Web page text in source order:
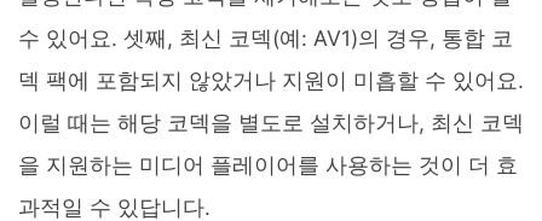
수 있어요. 셋째, 최신 코덱(예: AV1)의 경우, 통합 코
덱 팩에 포함되지 않았거나 지원이 미흡할 수 있어요.
이럴 때는 해당 코덱을 별도로 설치하거나, 최신 코덱
을 지원하는 미디어 플레이어를 사용하는 것이 더 효
과적일 수 있답니다.